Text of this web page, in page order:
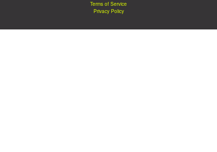
Terms of Service
Privacy Policy